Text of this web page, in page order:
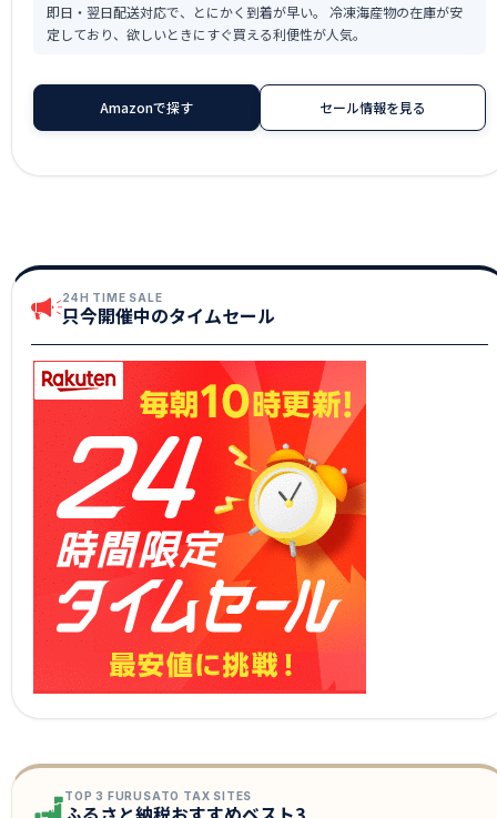
即日・翌日配送対応で、とにかく到着が早い。 冷凍海産物の在庫が安
定しており、欲しいときにすぐ買える利便性が人気。
Amazonで探す セール情報を見る
24H TIME SALE
只今開催中のタイムセール
TOP 3 FURUSATO TAX SITES